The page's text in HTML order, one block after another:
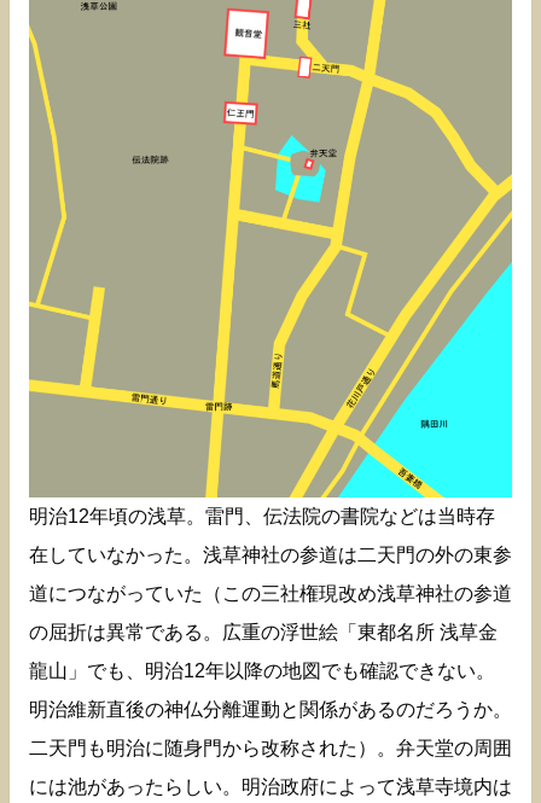
明治12年頃の浅草。雷門、伝法院の書院などは当時存
在していなかった。浅草神社の参道は二天門の外の東参
道につながっていた（この三社権現改め浅草神社の参道
の屈折は異常である。広重の浮世絵「東都名所 浅草金
龍山」でも、明治12年以降の地図でも確認できない。
明治維新直後の神仏分離運動と関係があるのだろうか。
二天門も明治に随身門から改称された）。弁天堂の周囲
には池があったらしい。明治政府によって浅草寺境内は